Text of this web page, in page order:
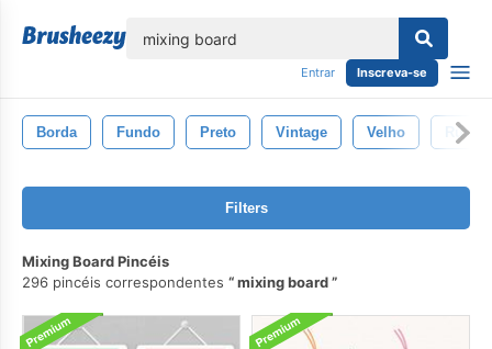
Entrar Inscreva-se
Borda Fundo Preto Vintage Velho
Filters
Mixing Board Pincéis
296 pincéis correspondentes
mixing board